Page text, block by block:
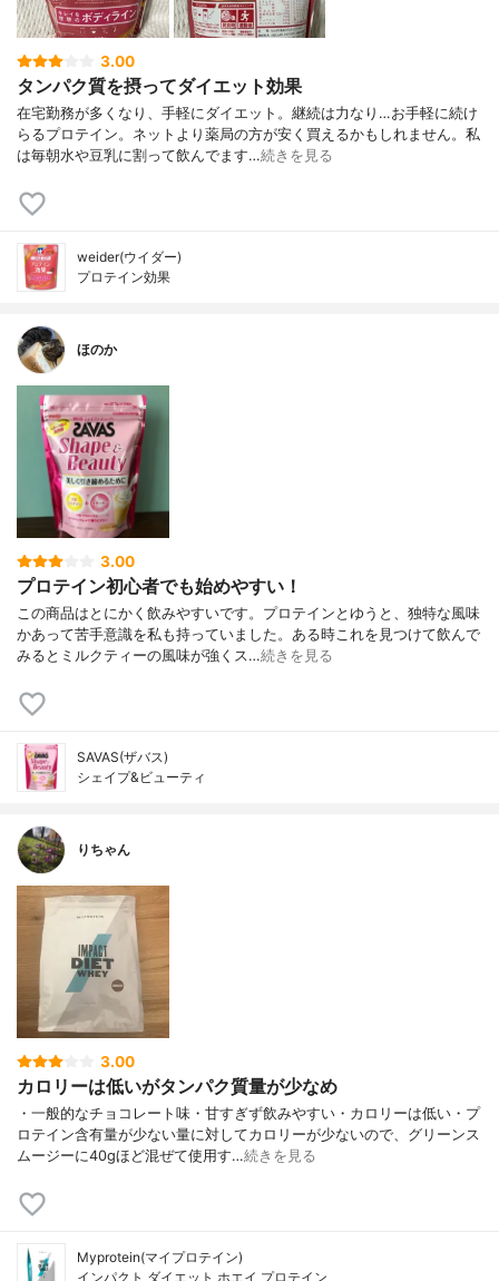
3.00
タンパク質を摂ってダイエット効果
在宅勤務が多くなり、手軽にダイエット。継続は力なり…お手軽に続け
らるプロテイン。ネットより薬局の方が安く買えるかもしれません。私
は毎朝水や豆乳に割って飲んでます…続きを見る
weider(ウイダー)
プロテイン効果
ほのか
3.00
プロテイン初心者でも始めやすい！
この商品はとにかく飲みやすいです。プロテインとゆうと、独特な風味
かあって苦手意識を私も持っていました。ある時これを見つけて飲んで
みるとミルクティーの風味が強くス…続きを見る
SAVAS(ザバス)
シェイプ&ビューティ
りちゃん
3.00
カロリーは低いがタンパク質量が少なめ
・一般的なチョコレート味・甘すぎず飲みやすい・カロリーは低い・プ
ロテイン含有量が少ない量に対してカロリーが少ないので、グリーンス
ムージーに40gほど混ぜて使用す…続きを見る
Myprotein(マイプロテイン)
インパクト ダイエット ホエイ プロテイン